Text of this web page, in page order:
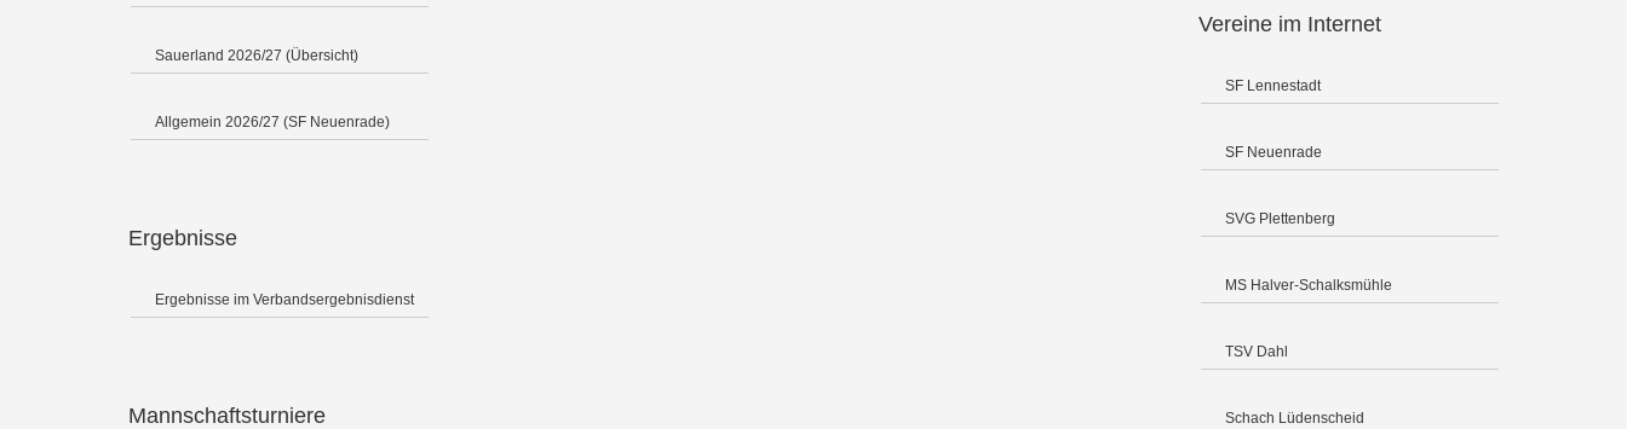
Sauerland 2026/27 (Übersicht)
Allgemein 2026/27 (SF Neuenrade)
Ergebnisse
Ergebnisse im Verbandsergebnisdienst
Mannschaftsturniere
Vereine im Internet
SF Lennestadt
SF Neuenrade
SVG Plettenberg
MS Halver-Schalksmühle
TSV Dahl
Schach Lüdenscheid